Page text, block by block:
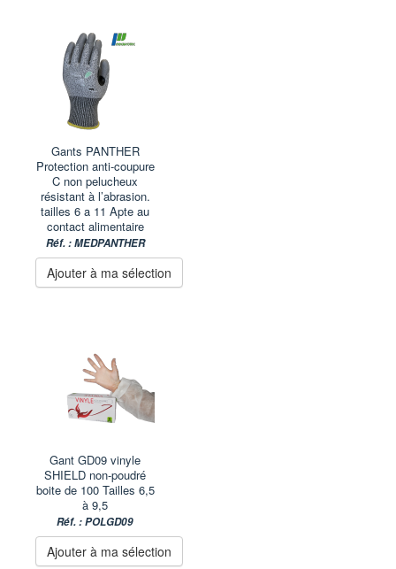
Gants PANTHER
Protection anti-coupure
C non pelucheux
résistant à l’abrasion.
tailles 6 a 11 Apte au
contact alimentaire
Réf. : MEDPANTHER
Ajouter à ma sélection
Gant GD09 vinyle
SHIELD non-poudré
boite de 100 Tailles 6,5
à 9,5
Réf. : POLGD09
Ajouter à ma sélection